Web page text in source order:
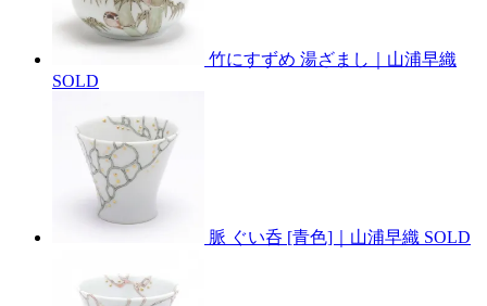
竹にすずめ 湯ざまし｜山浦早織
SOLD
脈 ぐい呑 [青色]｜山浦早織 SOLD